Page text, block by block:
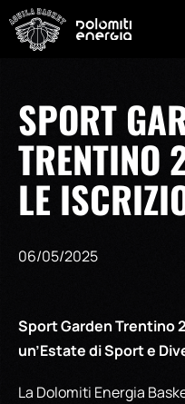
SPORT
TRENTINO
LE
06/05/2025
Sport Garden Trentino
un’Estate di Sport e
La Dolomiti Energia